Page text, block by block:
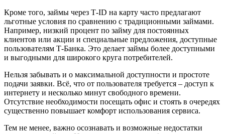
Кроме того, займы через Т-ID на карту часто предлагают
льготные условия по сравнению с традиционными займами.
Например, низкий процент по займу для постоянных
клиентов или акции и специальные предложения, доступные
пользователям Т-Банка. Это делает займы более доступными
и выгодными для широкого круга потребителей.
Нельзя забывать и о максимальной доступности и простоте
подачи заявки. Всё, что от пользователя требуется – доступ к
интернету и несколько минут свободного времени.
Отсутствие необходимости посещать офис и стоять в очередях
существенно повышает комфорт использования сервиса.
Тем не менее, важно осознавать и возможные недостатки